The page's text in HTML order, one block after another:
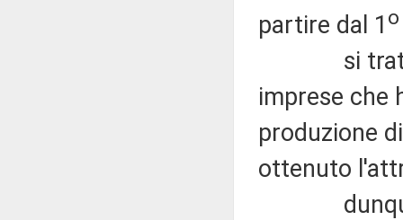
partire dal 1 o
si tratta di
imprese che
produzione
ottenuto
dunque,